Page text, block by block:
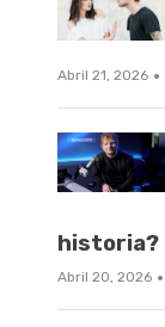
Abril 21, 2026 ·
historia?
Abril 20, 2026 ·